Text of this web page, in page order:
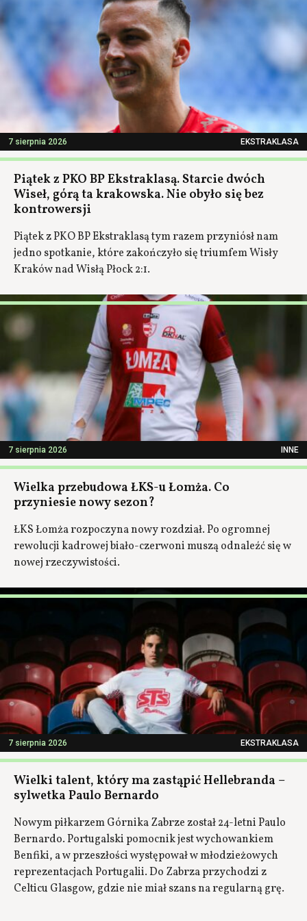
7 sierpnia 2026 EKSTRAKLASA
Piątek z PKO BP Ekstraklasą. Starcie dwóch
Wiseł, górą ta krakowska. Nie obyło się bez
kontrowersji
Piątek z PKO BP Ekstraklasą tym razem przyniósł nam
jedno spotkanie, które zakończyło się triumfem Wisły
Kraków nad Wisłą Płock 2:1.
7 sierpnia 2026 INNE
Wielka przebudowa ŁKS-u Łomża. Co
przyniesie nowy sezon?
ŁKS Łomża rozpoczyna nowy rozdział. Po ogromnej
rewolucji kadrowej biało-czerwoni muszą odnaleźć się w
nowej rzeczywistości.
7 sierpnia 2026 EKSTRAKLASA
Wielki talent, który ma zastąpić Hellebranda –
sylwetka Paulo Bernardo
Nowym piłkarzem Górnika Zabrze został 24-letni Paulo
Bernardo. Portugalski pomocnik jest wychowankiem
Benfiki, a w przeszłości występował w młodzieżowych
reprezentacjach Portugalii. Do Zabrza przychodzi z
Celticu Glasgow, gdzie nie miał szans na regularną grę.